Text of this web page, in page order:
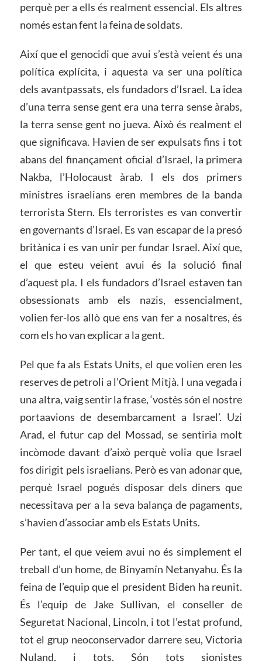
perquè per a ells és realment essencial. Els altres
només estan fent la feina de soldats.
Així que el genocidi que avui s’està veient és una
política explícita, i aquesta va ser una política
dels avantpassats, els fundadors d’Israel. La idea
d’una terra sense gent era una terra sense àrabs,
la terra sense gent no jueva. Això és realment el
que significava. Havien de ser expulsats fins i tot
abans del finançament oficial d’Israel, la primera
Nakba, l’Holocaust àrab. I els dos primers
ministres israelians eren membres de la banda
terrorista Stern. Els terroristes es van convertir
en governants d’Israel. Es van escapar de la presó
britànica i es van unir per fundar Israel. Així que,
el que esteu veient avui és la solució final
d’aquest pla. I els fundadors d’Israel estaven tan
obsessionats amb els nazis, essencialment,
volien fer-los allò que ens van fer a nosaltres, és
com els ho van explicar a la gent.
Pel que fa als Estats Units, el que volien eren les
reserves de petroli a l’Orient Mitjà. I una vegada i
una altra, vaig sentir la frase, ‘vostès són el nostre
portaavions de desembarcament a Israel’. Uzi
Arad, el futur cap del Mossad, se sentiria molt
incòmode davant d’això perquè volia que Israel
fos dirigit pels israelians. Però es van adonar que,
perquè Israel pogués disposar dels diners que
necessitava per a la seva balança de pagaments,
s’havien d’associar amb els Estats Units.
Per tant, el que veiem avui no és simplement el
treball d’un home, de Binyamín Netanyahu. És la
feina de l’equip que el president Biden ha reunit.
És l’equip de Jake Sullivan, el conseller de
Seguretat Nacional, Lincoln, i tot l’estat profund,
tot el grup neoconservador darrere seu, Victoria
Nuland, i tots. Són tots sionistes